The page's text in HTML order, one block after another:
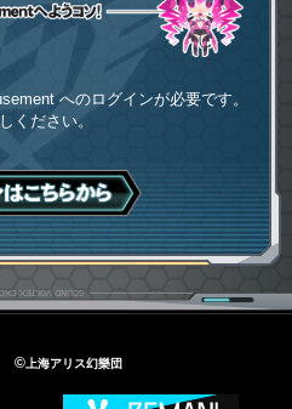
へのログインが必要です。
ください。
ちら
©上海アリス幻樂団